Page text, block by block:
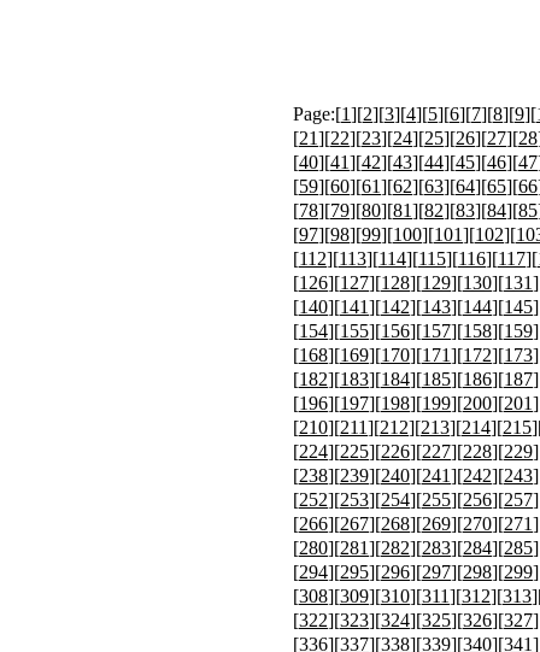
Page:[1][2][3][4][5][6][7][8][9][
[21][22][23][24][25][26][27][28
[40][41][42][43][44][45][46][47
[59][60][61][62][63][64][65][66
[78][79][80][81][82][83][84][85
[97][98][99][100][101][102][
[112][113][114][115][116][117][
[126][127][128][129][130][131
[140][141][142][143][144][145
[154][155][156][157][158][159
[168][169][170][171][172][173
[182][183][184][185][186][187
[196][197][198][199][200][201
[210][211][212][213][214][215
[224][225][226][227][228][229
[238][239][240][241][242][243
[252][253][254][255][256][257
[266][267][268][269][270][271
[280][281][282][283][284][285
[294][295][296][297][298][299
[308][309][310][311][312][313
[322][323][324][325][326][327
[336][337][338][339][340][341